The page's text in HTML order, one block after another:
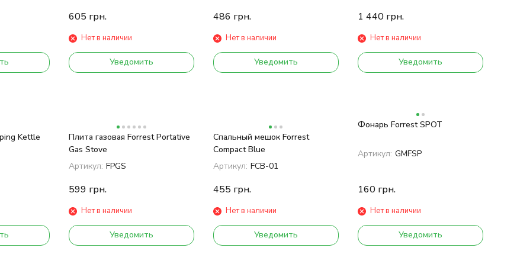
605 грн.
Нет в наличии
Уведомить
486 грн.
Нет в наличии
Уведомить
1 440 грн.
Нет в наличии
Уведомить
Kettle
Плита газовая Forrest Portative
Gas Stove
Артикул: FPGS
599 грн.
Нет в наличии
Уведомить
Спальный мешок Forrest
Compact Blue
Артикул: FCB-01
455 грн.
Нет в наличии
Уведомить
Фонарь Forrest SPOT
Артикул: GMFSP
160 грн.
Нет в наличии
Уведомить